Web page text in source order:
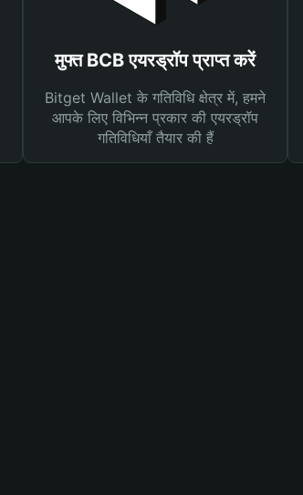
मुफ्त BCB एयरड्रॉप प्राप्त करें
Bitget Wallet के गतिविधि क्षेत्र में, हमने
आपके लिए विभिन्न प्रकार की एयरड्रॉप
गतिविधियाँ तैयार की हैं